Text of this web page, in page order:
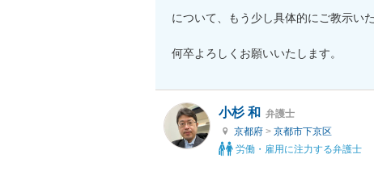
について、もう少し具体的にご教示い
何卒よろしくお願いいたします。
小杉 和 弁護士
京都府 > 京都市下京区
労働・雇用に注力する弁護士